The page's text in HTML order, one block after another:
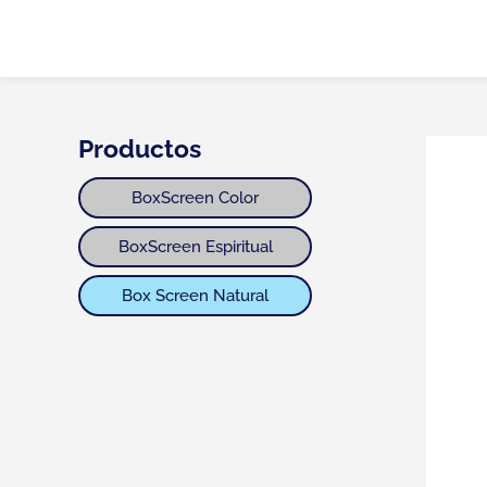
Productos
BoxScreen Color
BoxScreen Espiritual
Box Screen Natural